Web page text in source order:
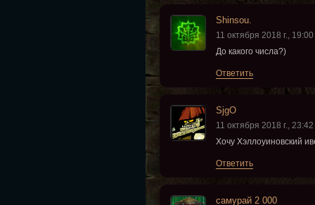
Shinsou.
11 октября 2018 г., 19:00
До какого числа?)
Ответить
SjgO
11 октября 2018 г., 23:42
Хочу Хэллоуиновский
Ответить
самурай 2 000